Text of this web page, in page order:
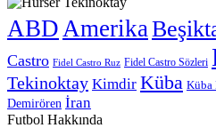
ABD Amerika
Castro Fidel Castro Ruz Fidel Castro Sözleri
Tekinoktay Kimdir Küba Küba
Demirören İran
Futbol Hakkında